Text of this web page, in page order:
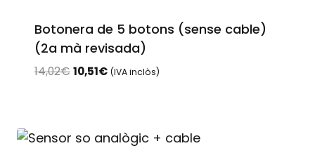
Botonera de 5 botons (sense cable)
(2a mà revisada)
14,02€El
14,02€.
10,51€El
10,51€.
(IVA inclòs)